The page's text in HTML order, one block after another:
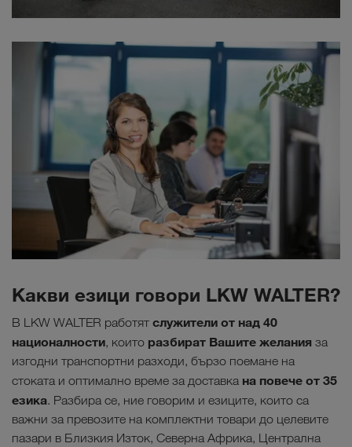
Какви езици говори LKW WALTER?
В LKW WALTER работят служители от над 40
националности, които разбират Вашите желания за
изгодни транспортни разходи, бързо поемане на
стоката и оптимално време за доставка на повече от 35
езика. Разбира се, ние говорим и езиците, които са
важни за превозите на комплектни товари до целевите
пазари в Близкия Изток, Северна Африка, Централна